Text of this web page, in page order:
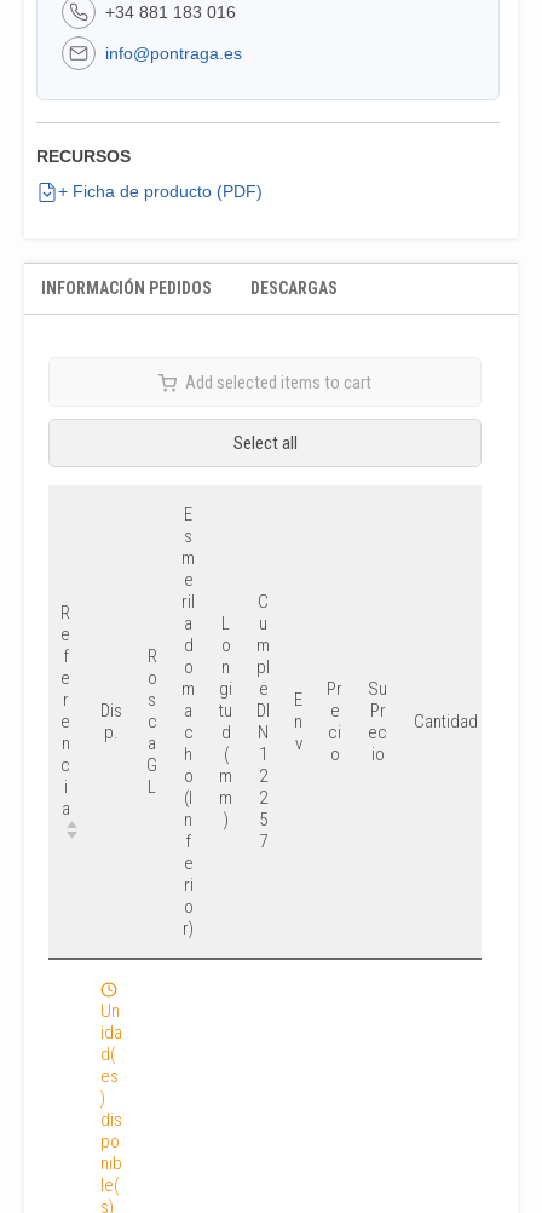
+34 881 183 016
info@pontraga.es
RECURSOS
+ Ficha de producto (PDF)
INFORMACIÓN PEDIDOS DESCARGAS
Add selected items to cart
Select all
R
e
f
e
r
e
n
c
i
a
Dis
p.
R
o
s
c
a
G
L
E
s
m
e
ril
a
d
o
m
a
c
h
o
(I
n
f
e
ri
o
r)
L
o
n
gi
tu
d
(
m
m
)
C
u
m
pl
e
DI
N
1
2
2
5
7
E
n
v
Pr
e
ci
o
Su
Pr
ec
io
Cantidad
Un
ida
d(
es
)
dis
po
nib
le(
s)